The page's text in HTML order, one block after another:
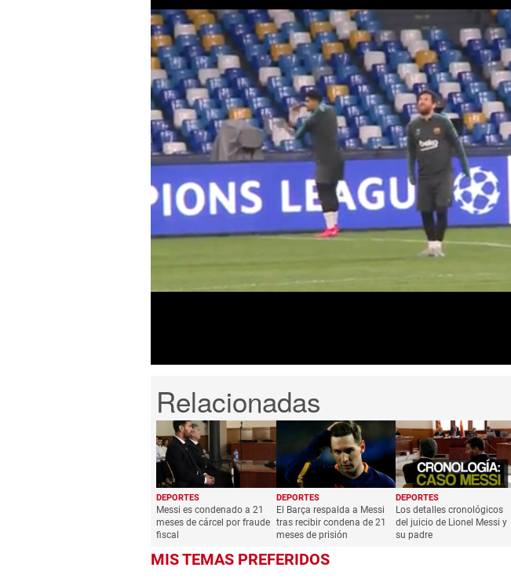
seconds
DEPORTES
Messi es condenado a 21
meses de cárcel por fraude
fiscal
DEPORTES
El Barça respalda a Messi
tras recibir condena de 21
meses de prisión
DEPORTES
Los detalles cronológicos
del juicio de Lionel Messi y
su padre
MIS TEMAS PREFERIDOS